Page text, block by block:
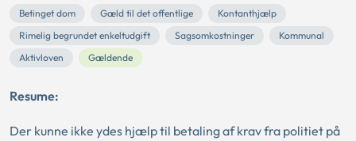
Betinget dom Gæld til det offentlige
Kontanthjælp
Rimelig begrundet enkeltudgift
Sagsomkostninger
Kommunal
Aktivloven
Gældende
Resume:
Der kunne ikke ydes hjælp til betaling af krav fra politiet på